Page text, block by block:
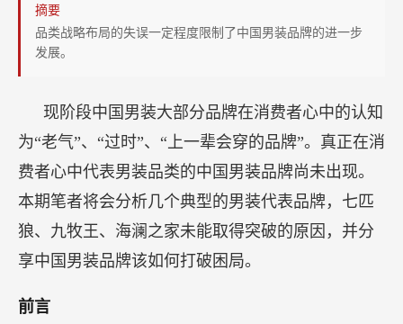
围？
摘要
品类战略布局的失误一定程度限制了中国男装品牌的进一步
发展。
现阶段中国男装大部分品牌在消费者心中的认知
为“老气”、“过时”、“上一辈会穿的品牌”。真正在消
费者心中代表男装品类的中国男装品牌尚未出现。
本期笔者将会分析几个典型的男装代表品牌，七匹
狼、九牧王、海澜之家未能取得突破的原因，并分
享中国男装品牌该如何打破困局。
前言